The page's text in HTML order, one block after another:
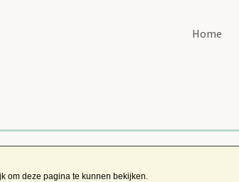
Home
om deze pagina te kunnen bekijken.